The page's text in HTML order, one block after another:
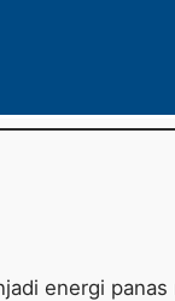
energi panas